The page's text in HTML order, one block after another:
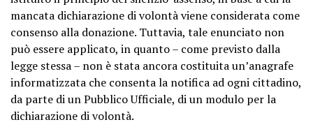
mancata dichiarazione di volontà viene considerata come
consenso alla donazione. Tuttavia, tale enunciato non
può essere applicato, in quanto – come previsto dalla
legge stessa – non è stata ancora costituita un’anagrafe
informatizzata che consenta la notifica ad ogni cittadino,
da parte di un Pubblico Ufficiale, di un modulo per la
dichiarazione di volontà.